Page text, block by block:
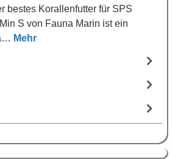
bestes Korallenfutter für SPS
S von Fauna Marin ist ein
Mehr